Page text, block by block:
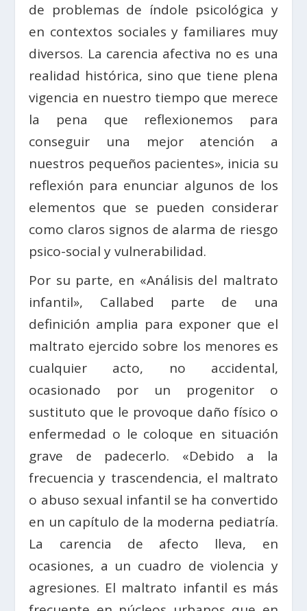
de problemas de índole psicológica y
en contextos sociales y familiares muy
diversos. La carencia afectiva no es una
realidad histórica, sino que tiene plena
vigencia en nuestro tiempo que merece
la pena que reflexionemos para
conseguir una mejor atención a
nuestros pequeños pacientes», inicia su
reflexión para enunciar algunos de los
elementos que se pueden considerar
como claros signos de alarma de riesgo
psico-social y vulnerabilidad.
Por su parte, en «Análisis del maltrato
infantil», Callabed parte de una
definición amplia para exponer que el
maltrato ejercido sobre los menores es
cualquier acto, no accidental,
ocasionado por un progenitor o
sustituto que le provoque daño físico o
enfermedad o le coloque en situación
grave de padecerlo. «Debido a la
frecuencia y trascendencia, el maltrato
o abuso sexual infantil se ha convertido
en un capítulo de la moderna pediatría.
La carencia de afecto lleva, en
ocasiones, a un cuadro de violencia y
agresiones. El maltrato infantil es más